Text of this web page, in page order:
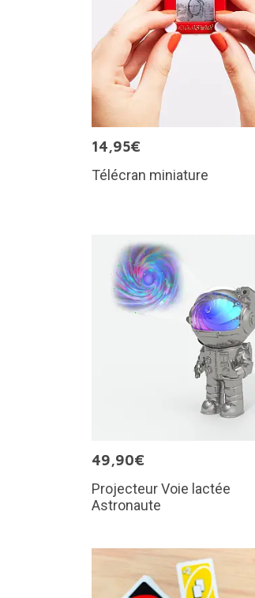
14,95€
Télécran miniature
49,90€
Projecteur Voie lactée
Astronaute